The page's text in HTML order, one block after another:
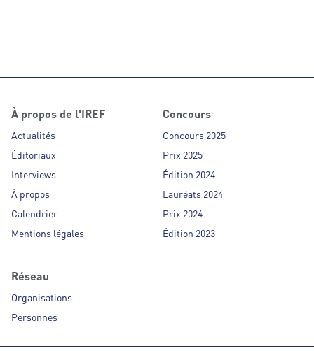
À propos de l'IREF
Actualités
Éditoriaux
Interviews
À propos
Calendrier
Mentions légales
Concours
Concours 2025
Prix 2025
Édition 2024
Lauréats 2024
Prix 2024
Édition 2023
Réseau
Organisations
Personnes